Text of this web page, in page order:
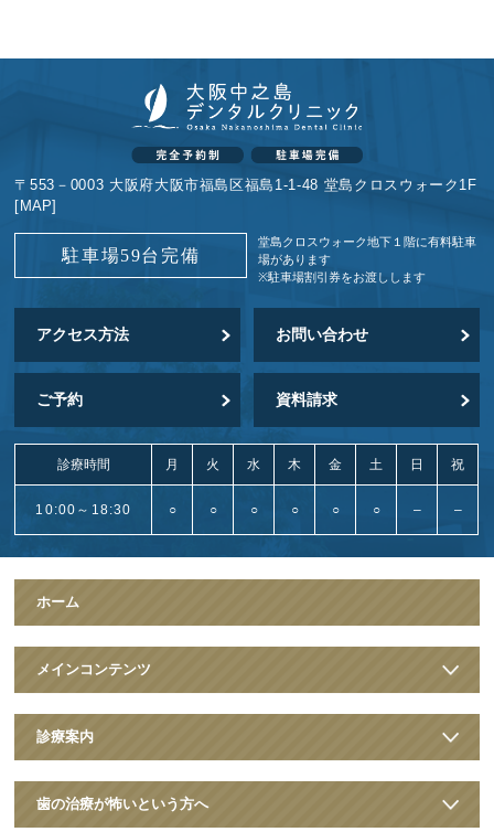
〒553－0003 大阪府大阪市福島区福島1-1-48 堂島クロスウォーク1F
[MAP]
駐車場59台完備
堂島クロスウォーク地下１階に有料駐車
場があります
※駐車場割引券をお渡しします
アクセス方法 お問い合わせ
ご予約 資料請求
診療時間 月 火 水 木 金 土 日 祝
10:00～18:30 ○ ○ ○ ○ ○ ○ – –
ホーム
メインコンテンツ
診療案内
歯の治療が怖いという方へ